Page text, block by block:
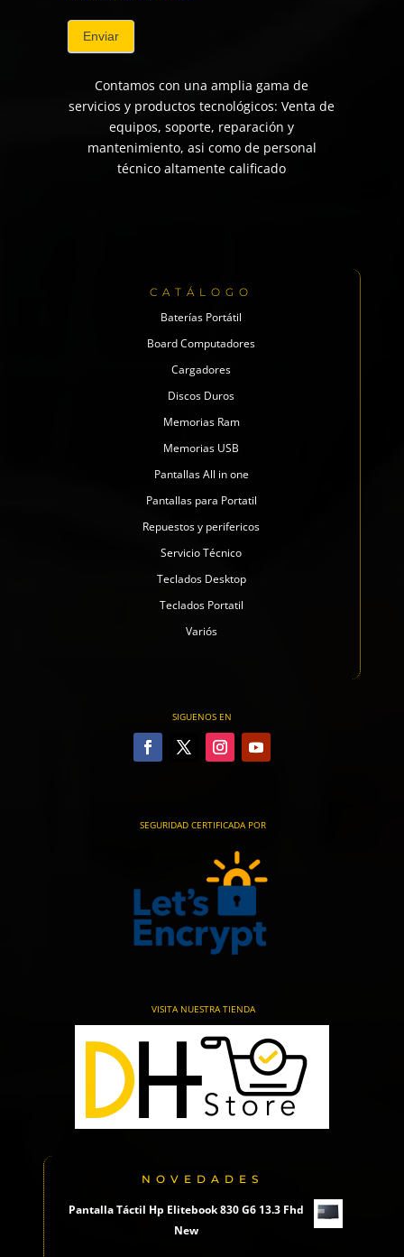
Enviar
Contamos con una amplia gama de
servicios y productos tecnológicos: Venta de
equipos, soporte, reparación y
mantenimiento, asi como de personal
técnico altamente calificado
CATÁLOGO
Baterías Portátil
Board Computadores
Cargadores
Discos Duros
Memorias Ram
Memorias USB
Pantallas All in one
Pantallas para Portatil
Repuestos y perifericos
Servicio Técnico
Teclados Desktop
Teclados Portatil
Variós
SIGUENOS EN
SEGURIDAD CERTIFICADA POR
VISITA NUESTRA TIENDA
NOVEDADES
Pantalla Táctil Hp Elitebook 830 G6 13.3 Fhd
New